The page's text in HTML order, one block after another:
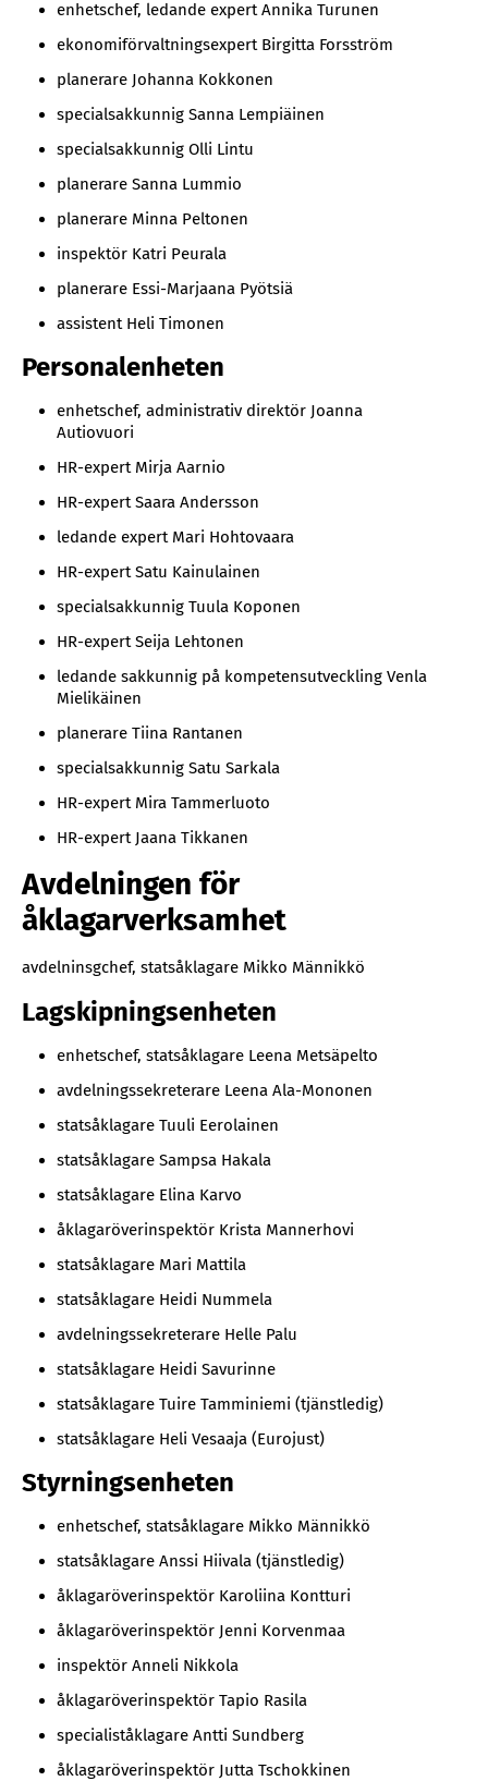
enhetschef, ledande expert Annika Turunen
ekonomiförvaltningsexpert Birgitta Forsström
planerare Johanna Kokkonen
specialsakkunnig Sanna Lempiäinen
specialsakkunnig Olli Lintu
planerare Sanna Lummio
planerare Minna Peltonen
inspektör Katri Peurala
planerare Essi-Marjaana Pyötsiä
assistent Heli Timonen
Personalenheten
enhetschef, administrativ direktör Joanna
Autiovuori
HR-expert Mirja Aarnio
HR-expert Saara Andersson
ledande expert Mari Hohtovaara
HR-expert Satu Kainulainen
specialsakkunnig Tuula Koponen
HR-expert Seija Lehtonen
ledande sakkunnig på kompetensutveckling Venla
Mielikäinen
planerare Tiina Rantanen
specialsakkunnig Satu Sarkala
HR-expert Mira Tammerluoto
HR-expert Jaana Tikkanen
Avdelningen för
åklagarverksamhet
avdelninsgchef, statsåklagare Mikko Männikkö
Lagskipningsenheten
enhetschef, statsåklagare Leena Metsäpelto
avdelningssekreterare Leena Ala-Mononen
statsåklagare Tuuli Eerolainen
statsåklagare Sampsa Hakala
statsåklagare Elina Karvo
åklagaröverinspektör Krista Mannerhovi
statsåklagare Mari Mattila
statsåklagare Heidi Nummela
avdelningssekreterare Helle Palu
statsåklagare Heidi Savurinne
statsåklagare Tuire Tamminiemi (tjänstledig)
statsåklagare Heli Vesaaja (Eurojust)
Styrningsenheten
enhetschef, statsåklagare Mikko Männikkö
statsåklagare Anssi Hiivala (tjänstledig)
åklagaröverinspektör Karoliina Kontturi
åklagaröverinspektör Jenni Korvenmaa
inspektör Anneli Nikkola
åklagaröverinspektör Tapio Rasila
specialiståklagare Antti Sundberg
åklagaröverinspektör Jutta Tschokkinen